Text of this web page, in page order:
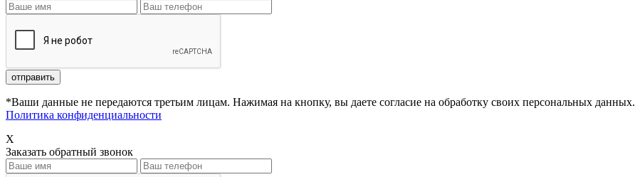
*Ваши данные не передаются третьим лицам. Нажимая на кнопку, вы даете согласие на обработку своих персональных данных.
Политика конфиденциальности
X
Заказать обратный звонок